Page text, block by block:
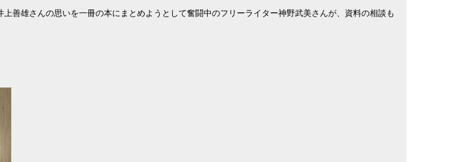
善雄さんの思いを一冊の本にまとめようとして奮闘中のフリーライター神野武美さんが、資料の相談も